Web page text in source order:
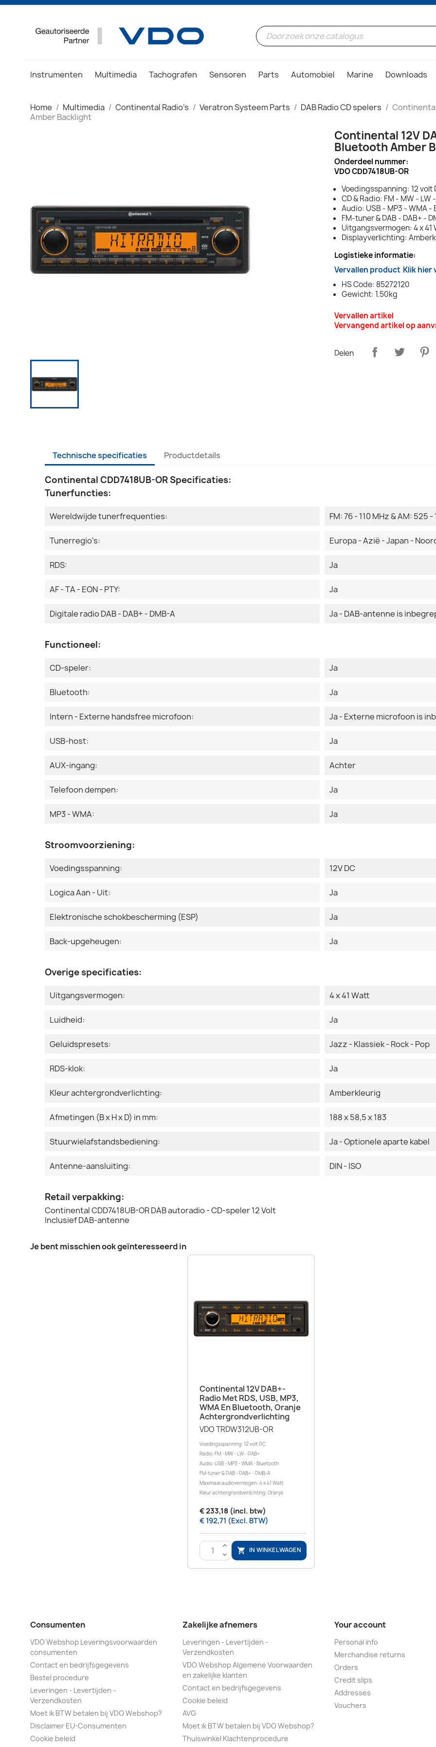
Instrumenten Multimedia Tachografen Sensoren Parts Automobiel Marine Downloads
Home Multimedia Continental Radio's Veratron Systeem Parts DAB Radio CD spelers
Continental
Amber Backlight
Continental 12V
Bluetooth Amber
Onderdeel nummer:
VDO CDD7418UB-OR
Voedingsspanning: 12 volt
CD & Radio: FM - MW - LW
Audio: USB - MP3 - WMA -
FM-tuner & DAB - DAB+ -
Uitgangsvermogen: 4 x 41
Displayverlichting:
Logistieke informatie:
Vervallen product Klik hier
HS Code: 85272120
Gewicht: 1.50kg
Vervallen artikel
Vervangend artikel op
Delen
Technische specificaties Productdetails
Continental CDD7418UB-OR Specificaties:
Tunerfuncties:
Wereldwijde tunerfrequenties: FM: 76 - 110 MHz & AM: 525
Tunerregio's: Europa - Azië - Japan -
RDS: Ja
AF - TA - EON - PTY: Ja
Digitale radio DAB - DAB+ - DMB-A Ja - DAB-antenne is
Functioneel:
CD-speler: Ja
Bluetooth: Ja
Intern - Externe handsfree microfoon: Ja - Externe microfoon is
USB-host: Ja
AUX-ingang: Achter
Telefoon dempen: Ja
MP3 - WMA: Ja
Stroomvoorziening:
Voedingsspanning: 12V DC
Logica Aan - Uit: Ja
Elektronische schokbescherming (ESP) Ja
Back-upgeheugen: Ja
Overige specificaties:
Uitgangsvermogen: 4 x 41 Watt
Luidheid: Ja
Geluidspresets: Jazz - Klassiek - Rock - Pop
RDS-klok: Ja
Kleur achtergrondverlichting: Amberkleurig
Afmetingen (B x H x D) in mm: 188 x 58,5 x 183
Stuurwielafstandsbediening: Ja - Optionele aparte kabel
Antenne-aansluiting: DIN - ISO
Retail verpakking:
Continental CDD7418UB-OR DAB autoradio - CD-speler 12 Volt
Inclusief DAB-antenne
Je bent misschien ook geïnteresseerd in
Snel bekijken
Continental 12V DAB+-
Radio Met RDS, USB, MP3,
WMA En Bluetooth, Oranje
Achtergrondverlichting
VDO TRDW312UB-OR
Voedingsspanning: 12 volt DC
Radio: FM - MW - LW - DAB+
Audio: USB - MP3 - WMA - Bluetooth
FM-tuner & DAB - DAB+ - DMB-A
Maximaal audiovermogen: 4 x 41 Watt
Kleur achtergrondverlichting: Oranje
€ 233,18 (incl. btw)
€ 192,71 (Excl. BTW)
>
<
 IN WINKELWAGEN
Consumenten
VDO Webshop Leveringsvoorwaarden
consumenten
Contact en bedrijfsgegevens
Bestel procedure
Leveringen - Levertijden -
Verzendkosten
Moet ik BTW betalen bij VDO Webshop?
Disclaimer EU-Consumenten
Cookie beleid
Zakelijke afnemers
Leveringen - Levertijden -
Verzendkosten
VDO Webshop Algemene Voorwaarden
en zakelijke klanten
Contact en bedrijfsgegevens
Cookie beleid
AVG
Moet ik BTW betalen bij VDO Webshop?
Thuiswinkel Klachtenprocedure
Your account
Personal info
Merchandise returns
Orders
Credit slips
Addresses
Vouchers